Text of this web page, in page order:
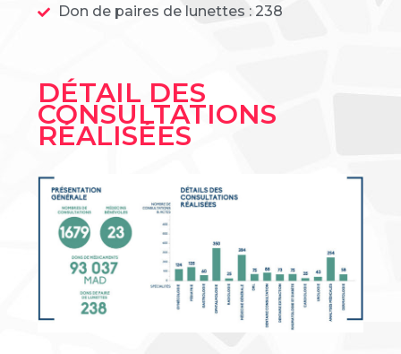
Don de paires de lunettes : 238
DÉTAIL DES
CONSULTATIONS
RÉALISÉES